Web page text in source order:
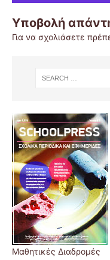
Υποβολή
Για να σχολιάσετε
Μαθητικές Διαδρομές